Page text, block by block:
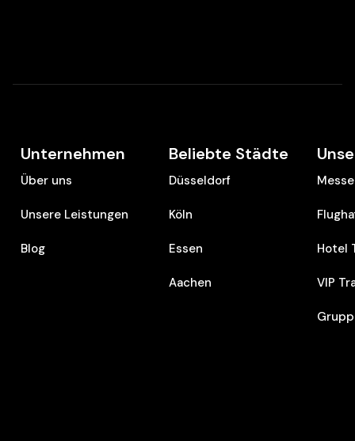
Unternehmen
Über uns
Unsere Leistungen
Blog
Beliebte Städte
Düsseldorf
Köln
Essen
Aachen
Hotel
VIP